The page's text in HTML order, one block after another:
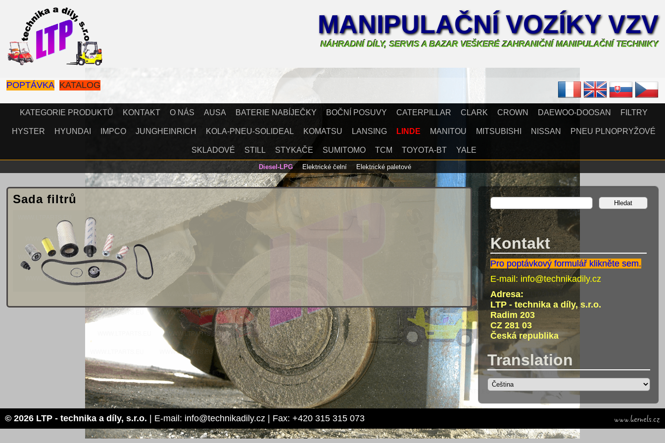
MANIPULAČNÍ VOZÍKY VZV
NÁHRADNÍ DÍLY, SERVIS A BAZAR VEŠKERÉ ZAHRANIČNÍ MANIPULAČNÍ TECHNIKY
POPTÁVKA KATALOG
KATEGORIE PRODUKTŮ KONTAKT O NÁS AUSA BATERIE NABÍJEČKY BOČNÍ POSUVY CATERPILLAR CLARK CROWN DAEWOO-DOOSAN FILTRY
HYSTER HYUNDAI IMPCO JUNGHEINRICH KOLA-PNEU-SOLIDEAL KOMATSU LANSING LINDE MANITOU MITSUBISHI NISSAN PNEU PLNOPRYŽOVÉ
SKLADOVÉ STILL STYKAČE SUMITOMO TCM TOYOTA-BT YALE
Diesel-LPG Elektrické čelní Elektrické paletové
Kontakt
Pro poptávkový formulář klikněte sem.
E-mail: info@technikadily.cz
Adresa:
LTP - technika a díly, s.r.o.
Radim 203
CZ 281 03
Česká republika
Translation
Sada filtrů
© 2026 LTP - technika a díly, s.r.o. | E-mail: info@technikadily.cz | Fax: +420 315 315 073 www.kernels.cz